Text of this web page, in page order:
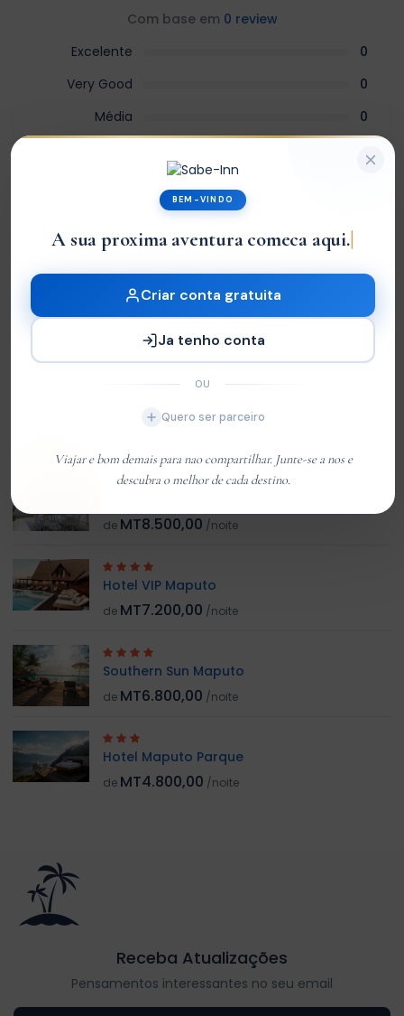
Com base em 0 review
Excelente
0
Very Good
0
Média
0
Sem Avaliações
log into write review
Customer 01
de MT8.500,00 /noite
Hotel VIP Maputo
de MT7.200,00 /noite
Southern Sun Maputo
de MT6.800,00 /noite
Hotel Maputo Parque
de MT4.800,00 /noite
Receba Atualizações
Pensamentos interessantes no seu email
BEM-VINDO
A sua proxima aventura comeca aqui.
Criar conta gratuita
Ja tenho conta
OU
Quero ser parceiro
Viajar e bom demais para nao compartilhar. Junte-se a nos e
descubra o melhor de cada destino.